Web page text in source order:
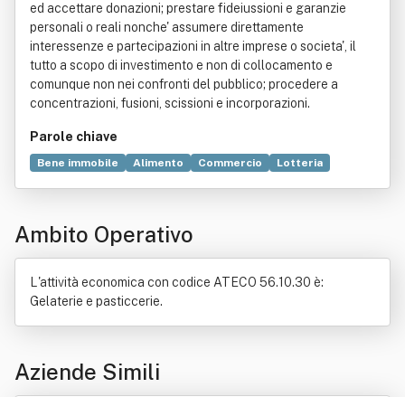
ed accettare donazioni; prestare fideiussioni e garanzie
personali o reali nonche' assumere direttamente
interessenze e partecipazioni in altre imprese o societa', il
tutto a scopo di investimento e non di collocamento e
comunque non nei confronti del pubblico; procedere a
concentrazioni, fusioni, scissioni e incorporazioni.
Parole chiave
Bene immobile Alimento Commercio
Lotteria
Tavola calda
Titolo (finanza)
Ambito Operativo
L'attività economica con codice ATECO 56.10.30 è:
Gelaterie e pasticcerie.
Aziende Simili